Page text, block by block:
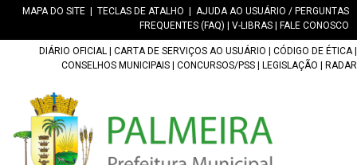
MAPA DO SITE TECLAS DE ATALHO
AJUDA AO USUÁRIO / PERGUNTAS
FREQUENTES (FAQ)
V-LIBRAS FALE CONOSCO
DIÁRIO OFICIAL CARTA DE SERVIÇOS AO USUÁRIO CÓDIGO DE ÉTICA|
CONSELHOS MUNICIPAIS
CONCURSOS/PSS LEGISLAÇÃO RADAR